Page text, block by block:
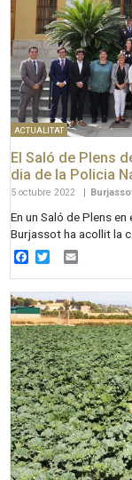
ACTUALITAT
El Saló de Plens
dia de la Policia
5 octubre 2022
En un Saló de Plens
Burjassot ha acollit la
Facebook
Twitter